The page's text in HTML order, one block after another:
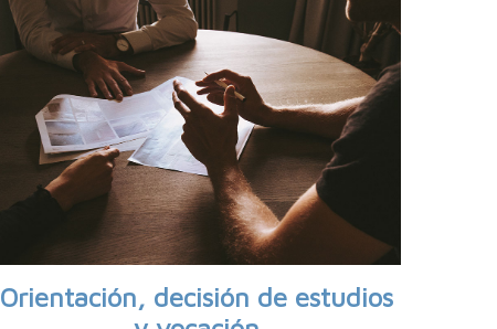
Orientación, decisión de estudios